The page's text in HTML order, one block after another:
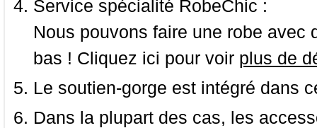
Service spécialité RobeChic :
Nous pouvons faire une robe
bas ! Cliquez ici pour voir plus de
Le soutien-gorge est intégré dans
Dans la plupart des cas, les